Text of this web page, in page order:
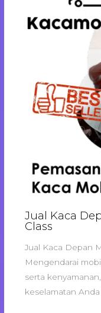
Jual Kaca
Class
Jual Kaca Depan
Mengendarai
serta
keselamatan